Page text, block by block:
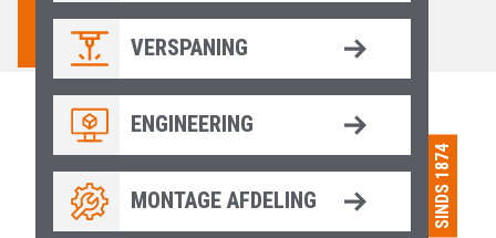
SINDS 1874
VERSPANING
ENGINEERING
MONTAGE AFDELING